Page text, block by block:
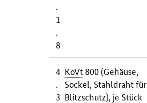
1
8
4
3
KoVt 800 (Gehäuse,
Sockel, Stahldraht für
Blitzschutz), je Stück